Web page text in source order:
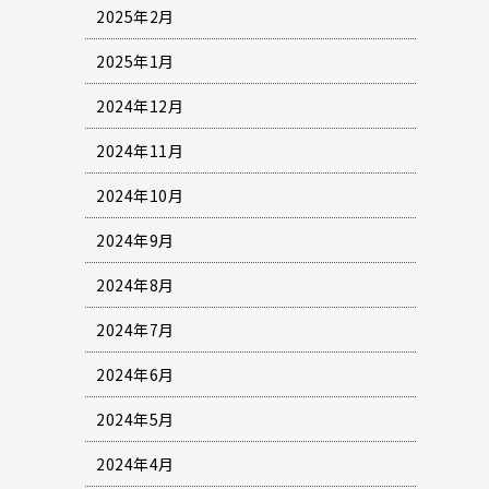
2025年2月
2025年1月
2024年12月
2024年11月
2024年10月
2024年9月
2024年8月
2024年7月
2024年6月
2024年5月
2024年4月